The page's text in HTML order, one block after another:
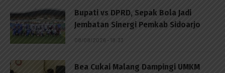
Bupati vs DPRD, Sepak Bola Jadi
Jembatan Sinergi Pemkab Sidoarjo
08/08/2026 - 18:33
Bea Cukai Malang Dampingi UMKM